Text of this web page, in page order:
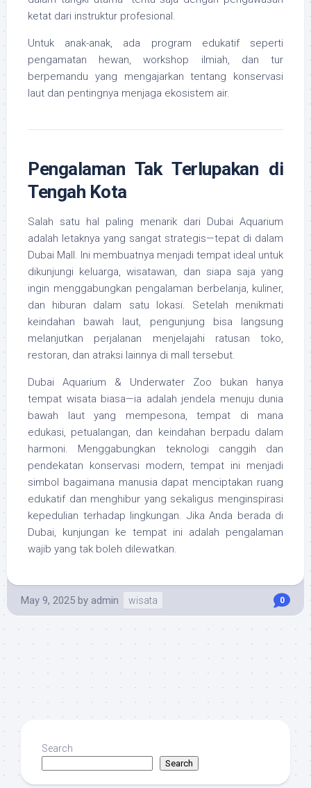
ketat dari instruktur profesional.
Untuk anak-anak, ada program edukatif seperti
pengamatan hewan, workshop ilmiah, dan tur
berpemandu yang mengajarkan tentang konservasi
laut dan pentingnya menjaga ekosistem air.
Pengalaman Tak Terlupakan di
Tengah Kota
Salah satu hal paling menarik dari Dubai Aquarium
adalah letaknya yang sangat strategis—tepat di dalam
Dubai Mall. Ini membuatnya menjadi tempat ideal untuk
dikunjungi keluarga, wisatawan, dan siapa saja yang
ingin menggabungkan pengalaman berbelanja, kuliner,
dan hiburan dalam satu lokasi. Setelah menikmati
keindahan bawah laut, pengunjung bisa langsung
melanjutkan perjalanan menjelajahi ratusan toko,
restoran, dan atraksi lainnya di mall tersebut.
Dubai Aquarium & Underwater Zoo bukan hanya
tempat wisata biasa—ia adalah jendela menuju dunia
bawah laut yang mempesona, tempat di mana
edukasi, petualangan, dan keindahan berpadu dalam
harmoni. Menggabungkan teknologi canggih dan
pendekatan konservasi modern, tempat ini menjadi
simbol bagaimana manusia dapat menciptakan ruang
edukatif dan menghibur yang sekaligus menginspirasi
kepedulian terhadap lingkungan. Jika Anda berada di
Dubai, kunjungan ke tempat ini adalah pengalaman
wajib yang tak boleh dilewatkan.
May 9, 2025 by admin wisata 0
Search
Search